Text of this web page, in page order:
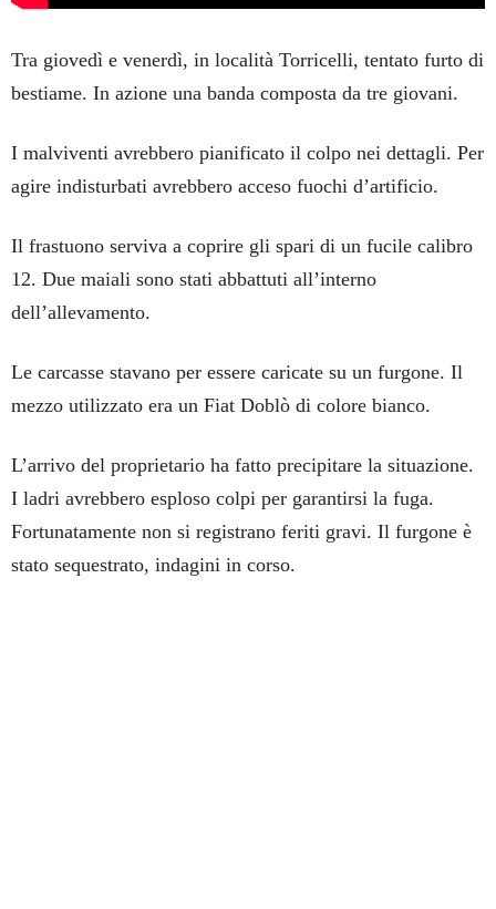
Tra giovedì e venerdì, in località Torricelli, tentato furto di
bestiame. In azione una banda composta da tre giovani.
I malviventi avrebbero pianificato il colpo nei dettagli. Per
agire indisturbati avrebbero acceso fuochi d’artificio.
Il frastuono serviva a coprire gli spari di un fucile calibro
12. Due maiali sono stati abbattuti all’interno
dell’allevamento.
Le carcasse stavano per essere caricate su un furgone. Il
mezzo utilizzato era un Fiat Doblò di colore bianco.
L’arrivo del proprietario ha fatto precipitare la situazione.
I ladri avrebbero esploso colpi per garantirsi la fuga.
Fortunatamente non si registrano feriti gravi. Il furgone è
stato sequestrato, indagini in corso.